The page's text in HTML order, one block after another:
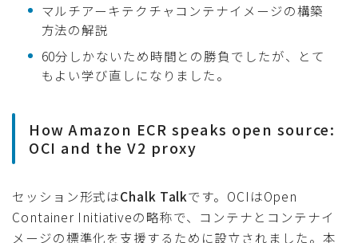
マルチアーキテクチャコンテナイメージの構築
方法の解説
60分しかないため時間との勝負でしたが、とて
もよい学び直しになりました。
How Amazon ECR speaks open source:
OCI and the V2 proxy
セッション形式はChalk Talkです。OCIはOpen
Container Initiativeの略称で、コンテナとコンテナイ
メージの標準化を支援するために設立されました。本